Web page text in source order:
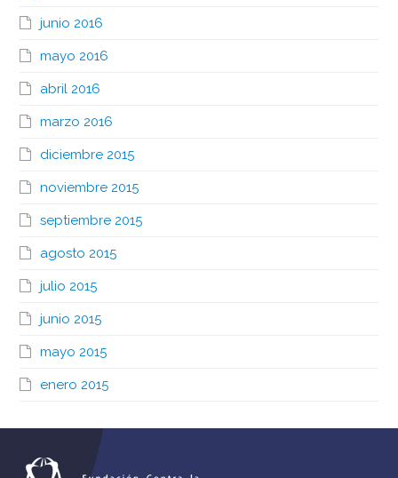
junio 2016
mayo 2016
abril 2016
marzo 2016
diciembre 2015
noviembre 2015
septiembre 2015
agosto 2015
julio 2015
junio 2015
mayo 2015
enero 2015